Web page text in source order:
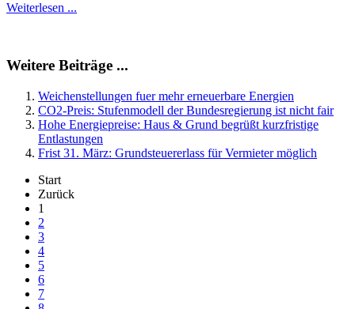
Weiterlesen ...
Weitere Beiträge ...
Weichenstellungen fuer mehr erneuerbare Energien
CO2-Preis: Stufenmodell der Bundesregierung ist nicht fair
Hohe Energiepreise: Haus & Grund begrüßt kurzfristige
Entlastungen
Frist 31. März: Grundsteuererlass für Vermieter möglich
Start
Zurück
1
2
3
4
5
6
7